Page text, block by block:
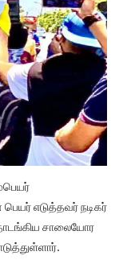
எடுத்தவர் நடிகர்
சாலையோர